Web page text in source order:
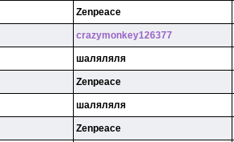
Zenpeace
crazymonkey126377
шаляляля
Zenpeace
шаляляля
Zenpeace